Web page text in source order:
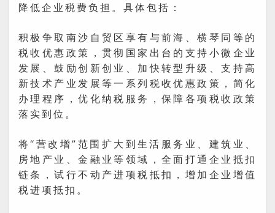
降低企业税费负担。具体包括：
积极争取南沙自贸区享有与前海、横琴同等的
税收优惠政策，贯彻国家出台的支持小微企业
发展、鼓励创新创业、加快转型升级、支持高
新技术产业发展等一系列税收优惠政策，简化
办理程序，优化纳税服务，保障各项税收政策
落实到位。
将“营改增”范围扩大到生活服务业、建筑业、
房地产业、金融业等领域，全面打通企业抵扣
链条，试行不动产进项税抵扣，增加企业增值
税进项抵扣。